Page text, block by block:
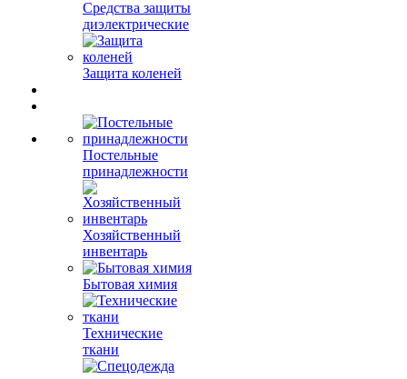
Средства защиты
диэлектрические
Защита коленей
Постельные
принадлежности
Хозяйственный
инвентарь
Бытовая химия
Технические
ткани